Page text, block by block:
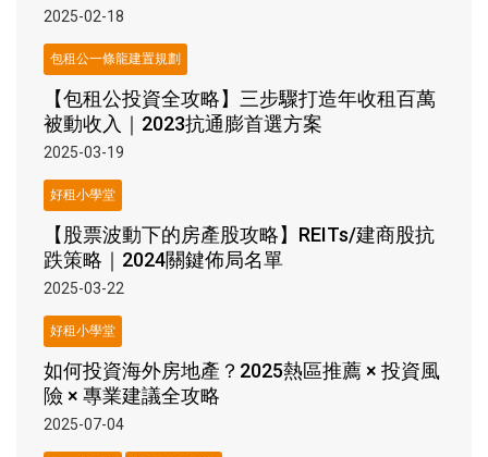
2025-02-18
包租公一條龍建置規劃
【包租公投資全攻略】三步驟打造年收租百萬
被動收入｜2023抗通膨首選方案
2025-03-19
好租小學堂
【股票波動下的房產股攻略】REITs/建商股抗
跌策略｜2024關鍵佈局名單
2025-03-22
好租小學堂
如何投資海外房地產？2025熱區推薦 × 投資風
險 × 專業建議全攻略
2025-07-04